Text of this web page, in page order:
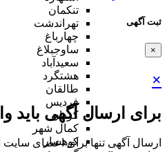
ثبت آگهی
×
×
برای ارسال آگهی باید
ارسال آگهی تنها برای اعضای سایت
تنکمان
تهراندشت
چهارباغ
ساوجبلاغ
سعیدآباد
هشتگرد
طالقان
فردیس
کردان
کمال شهر
کوهسار